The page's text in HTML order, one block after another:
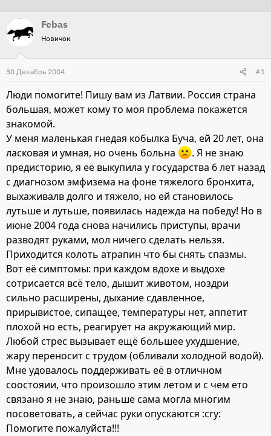
о
р
т
е
ы
а
н
а
ч
л
а
Febas
Новичок
30 Декабрь 2004 #1
Люди помогите! Пишу вам из Латвии. Россия страна
большая, может кому то моя проблема покажется
знакомой.
У меня маленькая гнедая кобылка Буча, ей 20 лет, она
ласковая и умная, но очень больна
. Я не знаю
предисторию, я её выкупила у государства 6 лет назад
с диагнозом эмфизема на фоне тяжелого бронхита,
выхаживалв долго и тяжело, но ей становилось
лутьше и лутьше, появилась надежда на победу! Но в
июне 2004 года снова начились приступы, врачи
разводят руками, мол ничего сделать нельзя.
Приходится колоть атрапин что бы снять спазмы.
Вот её симптомы: при каждом вдохе и выдохе
сотрисается всё тело, дышит животом, ноздри
сильно расширены, дыхание сдавленное,
прирывистое, сипащее, температуры нет, аппетит
плохой но есть, реагирует на акружающий мир.
Любой стрес вызывает ещё большее ухудшение,
жару переносит с трудом (обливали холодной водой).
Мне удовалось поддерживать её в отличном
соостояии, что произошло этим летом и с чем ето
связано я не знаю, раньше сама могла многим
посоветовать, а сейчас руки опускаются :cry:
Помогите пожалуйста!!!